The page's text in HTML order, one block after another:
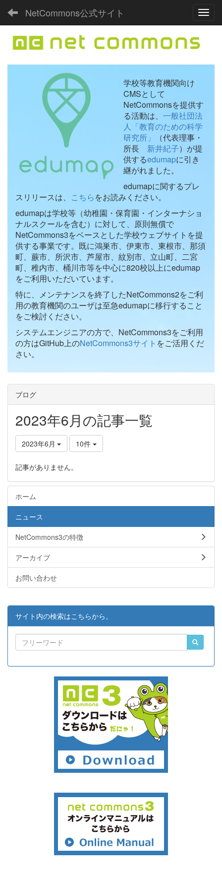
NetCommons公式サイト
学校等教育機関向け
CMSとして
NetCommonsを提供す
る活動は、 一般社団法
人「教育のための科学
研究所」
（代表理事・
所長 新井紀子）が提
供するedumapに引き
継がれました。
edumapに関するプレ
スリリースは、 こちらをお読みください。
edumapは学校等（幼稚園・保育園・インターナショ
ナルスクールを含む）に対して、原則無償で
NetCommons3をベースとした学校ウェブサイトを提
供する事業です。既に鴻巣市、伊東市、東根市、那須
町、蕨市、所沢市、芦屋市、紋別市、立山町、二宮
町、稚内市、桶川市等を中心に820校以上にedumap
をご利用いただいています。
特に、メンテナンスを終了したNetCommons2をご利
用の教育機関のユーザは至急edumapに移行すること
をご検討ください。
システムエンジニアの方で、NetCommons3をご利用
の方はGitHub上のNetCommons3サイト をご活用くだ
さい。
ブログ
2023年6月の記事一覧
2023年6月 10件
記事がありません。
ホーム
ニュース
NetCommons3の特徴
アーカイブ
お問い合わせ
サイト内の検索はこちらから。